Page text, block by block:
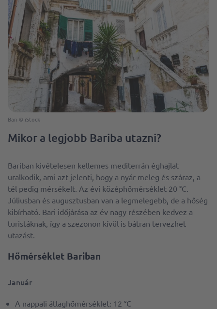
Bari © iStock
Mikor a legjobb Bariba utazni?
Bariban kivételesen kellemes mediterrán éghajlat
uralkodik, ami azt jelenti, hogy a nyár meleg és száraz, a
tél pedig mérsékelt. Az évi középhőmérséklet 20 °C.
Júliusban és augusztusban van a legmelegebb, de a hőség
kibírható. Bari időjárása az év nagy részében kedvez a
turistáknak, így a szezonon kívül is bátran tervezhet
utazást.
Hőmérséklet Bariban
Január
A nappali átlaghőmérséklet: 12 °C